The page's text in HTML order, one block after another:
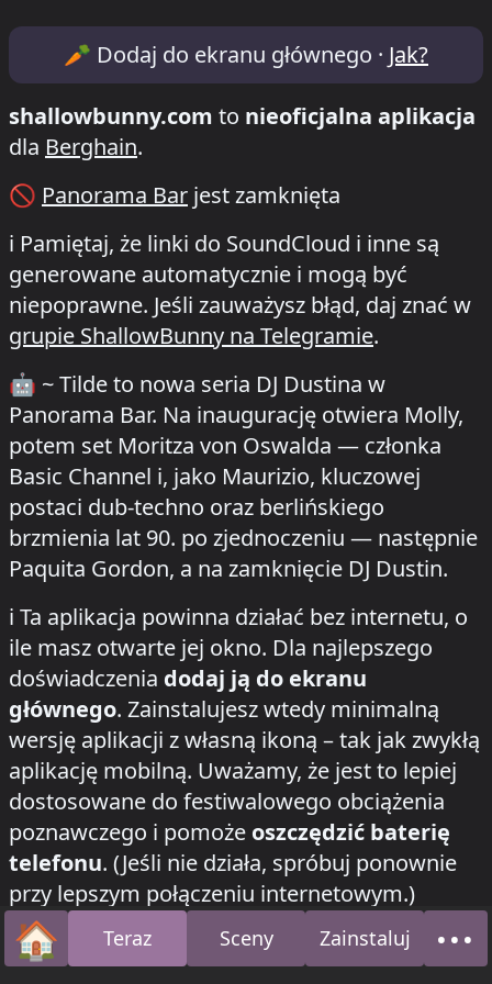
Lineup & Timetable for ~ Tilde /
🥕 Dodaj do ekranu głównego · Jak?
shallowbunny.com to nieoficjalna aplikacja
dla Berghain.
🚫 Panorama Bar jest zamknięta
ℹ️ Pamiętaj, że linki do SoundCloud i inne są
generowane automatycznie i mogą być
niepoprawne. Jeśli zauważysz błąd, daj znać w
grupie ShallowBunny na Telegramie.
🤖 ~ Tilde to nowa seria DJ Dustina w
Panorama Bar. Na inaugurację otwiera Molly,
potem set Moritza von Oswalda — członka
Basic Channel i, jako Maurizio, kluczowej
postaci dub-techno oraz berlińskiego
brzmienia lat 90. po zjednoczeniu — następnie
Paquita Gordon, a na zamknięcie DJ Dustin.
how to install this app on your phone
ℹ️ Ta aplikacja powinna działać bez internetu, o
ile masz otwarte jej okno. Dla najlepszego
doświadczenia dodaj ją do ekranu
głównego. Zainstalujesz wtedy minimalną
wersję aplikacji z własną ikoną – tak jak zwykłą
aplikację mobilną. Uważamy, że jest to lepiej
dostosowane do festiwalowego obciążenia
poznawczego i pomoże oszczędzić baterię
telefonu. (Jeśli nie działa, spróbuj ponownie
przy lepszym połączeniu internetowym.)
Na iOS naciśnij przycisk trzech kropek, następnie
przycisk Udostępnij, przewiń w dół i wybierz
🏠Strona główna
Teraz Sceny Zainstaluj •••
O